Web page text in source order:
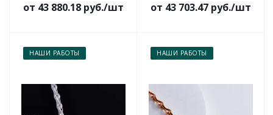
от 43 880.18 руб./шт от 43 703.47 руб./шт
НАШИ РАБОТЫ НАШИ РАБОТЫ